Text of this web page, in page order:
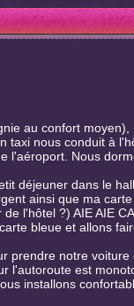
au confort
taxi nous conduit à
l'aéroport. Nous
déjeuner dans le
ainsi que ma
l'hôtel ?) AIE AIE
bleue et allons
prendre notre
l'autoroute est
installons